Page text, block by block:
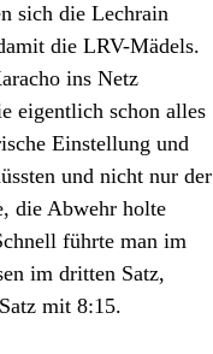
sich die Lechrain
die LRV-Mädels.
ins Netz
eigentlich schon alles
Einstellung und
und nicht nur der
die Abwehr holte
führte man im
im dritten Satz,
mit 8:15.